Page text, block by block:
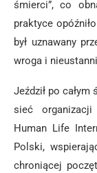
śmierci”, co
praktyce
był uznawany
wroga i
Jeździł po
sieć
Human Life
Polski,
chroniącej